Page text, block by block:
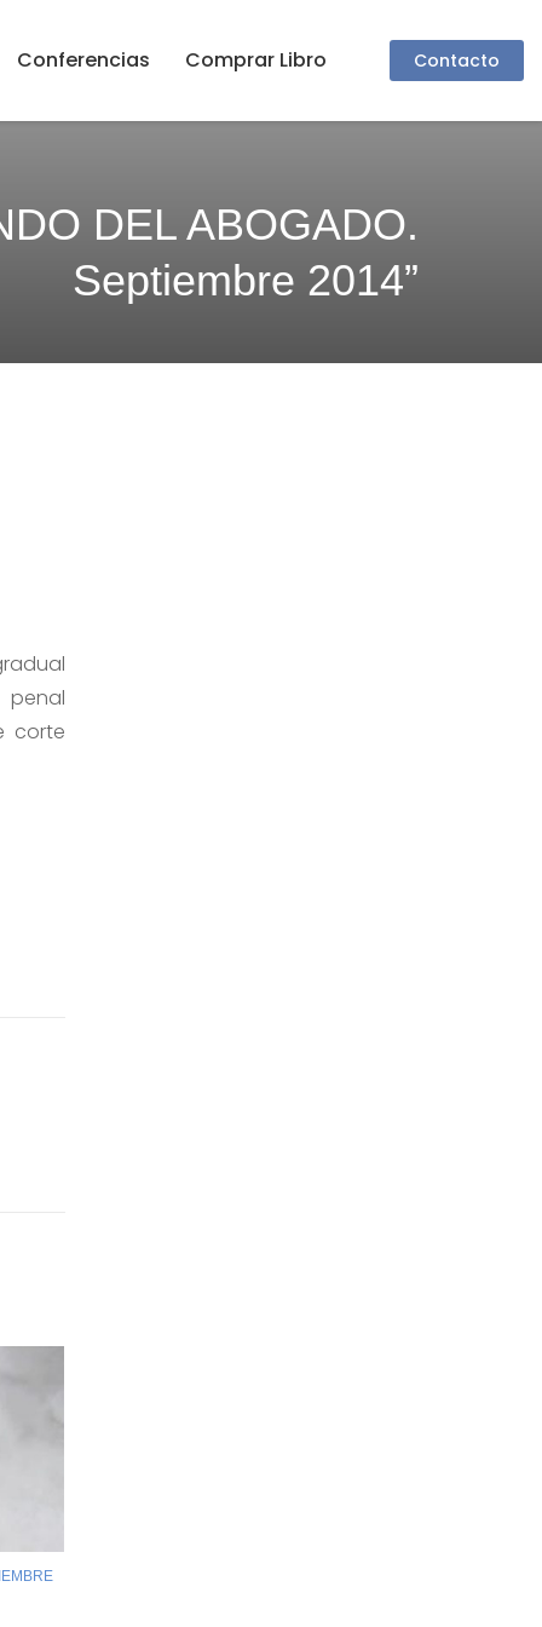
Conferencias Comprar Libro Contacto
DEL ABOGADO.
Septiembre 2014”
penal
corte